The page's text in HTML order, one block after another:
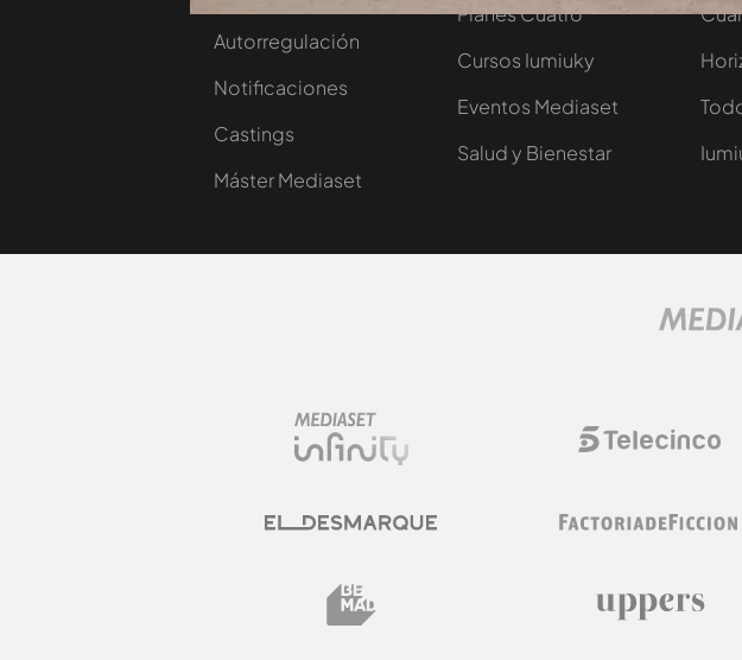
Autorregulación
Notificaciones
Castings
Máster Mediaset
Planes Cuatro
Cursos Iumiuky
Eventos Mediaset
Salud y Bienestar